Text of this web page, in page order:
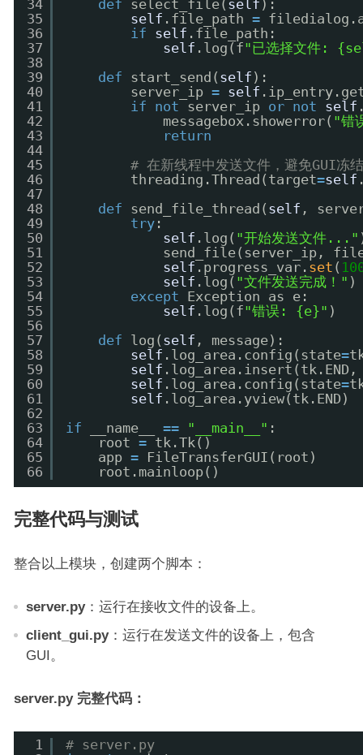
34
35
36
37
38
39
40
41
42
43
44
45
46
47
48
49
50
51
52
53
54
55
56
57
58
59
60
61
62
63
64
65
66
def
select_file( self ):
self .file_path =
if
self .file_path:
self .log(f"已选择文件:
def
start_send( self ):
server_ip = self
if
not server_ip or not self
messagebox.showerror( "错
return
# 在新线程中发送文件，避免GUI冻
threading.Thread(target=self
def
send_file_thread( self ,
try :
self .log( "开始发送文件..."
send_file(server_ip,
self .progress_var. set (
self .log( "文件发送完成！" )
except
Exception as e:
self .log(f"错误: {e}" )
def
log( self , message):
self .log_area.config(state=
self .log_area.insert(tk.END,
self .log_area.config(state=
self .log_area.yview(tk.END)
if
__name__ == "__main__" :
root = tk.Tk()
app =
FileTransferGUI(root)
root.mainloop()
完整代码与测试
整合以上模块，创建两个脚本：
server.py：运行在接收文件的设备上。
client_gui.py：运行在发送文件的设备上，包含
GUI。
server.py 完整代码：
1
# server.py